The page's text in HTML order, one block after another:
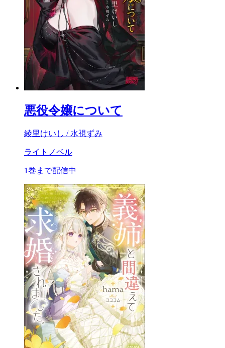
悪役令嬢について
綾里けいし / 水視ずみ
ライトノベル
1巻まで配信中